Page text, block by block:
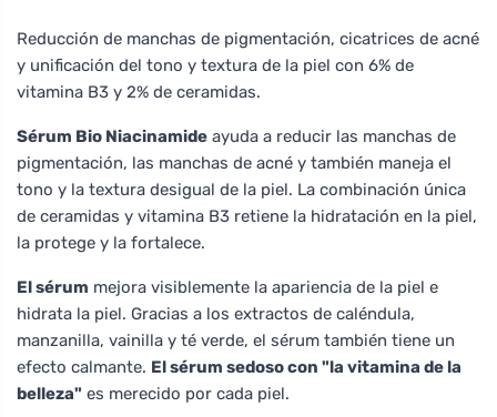
Reducción de manchas de pigmentación, cicatrices de acné
y unificación del tono y textura de la piel con 6% de
vitamina B3 y 2% de ceramidas.
Sérum Bio Niacinamide ayuda a reducir las manchas de
pigmentación, las manchas de acné y también maneja el
tono y la textura desigual de la piel. La combinación única
de ceramidas y vitamina B3 retiene la hidratación en la piel,
la protege y la fortalece.
El sérum mejora visiblemente la apariencia de la piel e
hidrata la piel. Gracias a los extractos de caléndula,
manzanilla, vainilla y té verde, el sérum también tiene un
efecto calmante. El sérum sedoso con "la vitamina de la
belleza" es merecido por cada piel.